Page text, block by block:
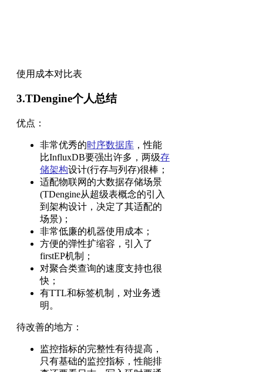
使用成本对比表
3.TDengine个人总结
优点：
非常优秀的时序数据库 ，性能
比InfluxDB要强出许多，两级存
储架构设计(行存与列存)很棒；
适配物联网的大数据存储场景
(TDengine从超级表概念的引入
到架构设计，决定了其适配的
场景)；
非常低廉的机器使用成本；
方便的弹性扩缩容，引入了
firstEP机制；
对聚合类查询的速度支持也很
快；
有TTL和标签机制，对业务透
明。
待改善的地方：
监控指标的完整性有待提高，
只有基础的监控指标，性能排